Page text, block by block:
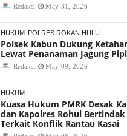
Redaksi May 31, 2026
HUKUM POLRES ROKAN HULU
Polsek Kabun Dukung
Lewat Penanaman Jagung
Redaksi May 09, 2026
HUKUM
Kuasa Hukum PMRK Desak
dan Kapolres Rohul Bertindak
Terkait Konflik Rantau Kasai